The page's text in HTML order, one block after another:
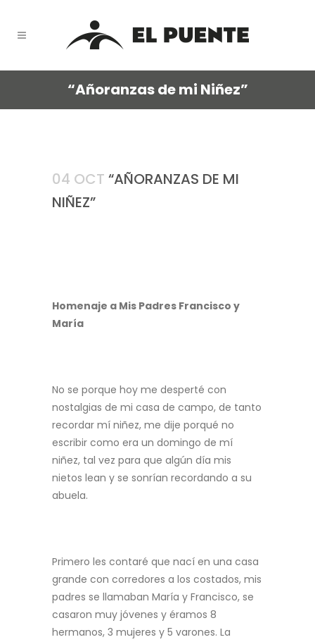
“Añoranzas de mi Niñez”
04 OCT “AÑORANZAS DE MI
NIÑEZ”
Homenaje a Mis Padres Francisco y
María
No se porque hoy me desperté con
nostalgias de mi casa de campo, de tanto
recordar mí niñez, me dije porqué no
escribir como era un domingo de mí
niñez, tal vez para que algún día mis
nietos lean y se sonrían recordando a su
abuela.
Primero les contaré que nací en una casa
grande con corredores a los costados, mis
padres se llamaban María y Francisco, se
casaron muy jóvenes y éramos 8
hermanos, 3 mujeres y 5 varones. La